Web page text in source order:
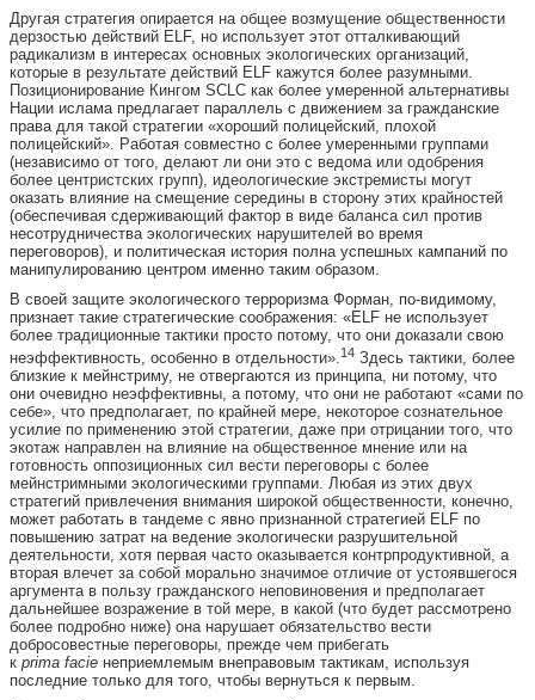
Другая стратегия опирается на общее возмущение общественности
дерзостью действий ELF, но использует этот отталкивающий
радикализм в интересах основных экологических организаций,
которые в результате действий ELF кажутся более разумными.
Позиционирование Кингом SCLC как более умеренной альтернативы
Нации ислама предлагает параллель с движением за гражданские
права для такой стратегии «хороший полицейский, плохой
полицейский». Работая совместно с более умеренными группами
(независимо от того, делают ли они это с ведома или одобрения
более центристских групп), идеологические экстремисты могут
оказать влияние на смещение середины в сторону этих крайностей
(обеспечивая сдерживающий фактор в виде баланса сил против
несотрудничества экологических нарушителей во время
переговоров), и политическая история полна успешных кампаний по
манипулированию центром именно таким образом.
В своей защите экологического терроризма Форман, по-видимому,
признает такие стратегические соображения: «ELF не использует
более традиционные тактики просто потому, что они доказали свою
неэффективность, особенно в отдельности».14 Здесь тактики, более
близкие к мейнстриму, не отвергаются из принципа, ни потому, что
они очевидно неэффективны, а потому, что они не работают «сами по
себе», что предполагает, по крайней мере, некоторое сознательное
усилие по применению этой стратегии, даже при отрицании того, что
экотаж направлен на влияние на общественное мнение или на
готовность оппозиционных сил вести переговоры с более
мейнстримными экологическими группами. Любая из этих двух
стратегий привлечения внимания широкой общественности, конечно,
может работать в тандеме с явно признанной стратегией ELF по
повышению затрат на ведение экологически разрушительной
деятельности, хотя первая часто оказывается контрпродуктивной, а
вторая влечет за собой морально значимое отличие от устоявшегося
аргумента в пользу гражданского неповиновения и предполагает
дальнейшее возражение в той мере, в какой (что будет рассмотрено
более подробно ниже) она нарушает обязательство вести
добросовестные переговоры, прежде чем прибегать
к prima facie неприемлемым внеправовым тактикам, используя
последние только для того, чтобы вернуться к первым.